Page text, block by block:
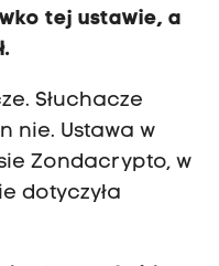
tej ustawie, a
Słuchacze
nie. Ustawa w
Zondacrypto, w
dotyczyła